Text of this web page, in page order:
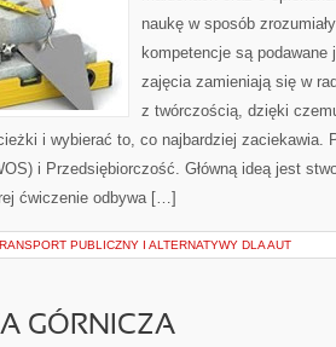
naukę w sposób
kompetencje są
zajęcia zamieniają się w
z twórczością, dzięki
i wybierać to, co najbardziej zaciekawia.
i Przedsiębiorczość. Główną ideą jest
ćwiczenie odbywa […]
PUBLICZNY I ALTERNATYWY DLA AUT
GÓRNICZA